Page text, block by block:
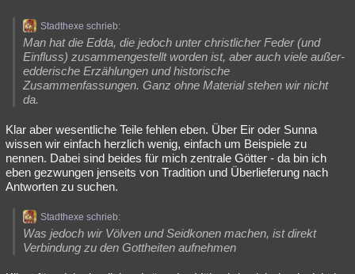
Stadthexe schrieb:
Man hat die Edda, die jedoch unter christlicher Feder (und
Einfluss) zusammengestellt worden ist, aber auch viele außer-
edderische Erzählungen und historische
Zusammenfassungen. Ganz ohne Material stehen wir nicht
da.
Klar aber wesentliche Teile fehlen eben. Über Eir oder Sunna
wissen wir einfach herzlich wenig, einfach um Beispiele zu
nennen. Dabei sind beides für mich zentrale Götter - da bin ich
eben gezwungen jenseits von Tradition und Überlieferung nach
Antworten zu suchen.
Stadthexe schrieb:
Was jedoch wir Völven und Seidkonen machen, ist direkt
Verbindung zu den Gottheiten aufnehmen